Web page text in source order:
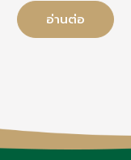
Healthy Plus อย่าป
หมดอายุโดยไม่ได้ใช้
มอบสิทธิ์ตรวจสุขภาพ
อ่านต่อ